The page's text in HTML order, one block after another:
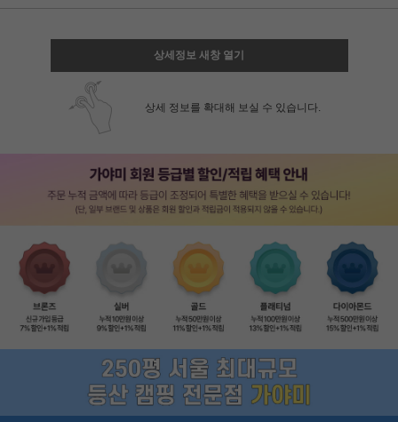
상세정보 새창 열기
상세 정보를 확대해 보실 수 있습니다.